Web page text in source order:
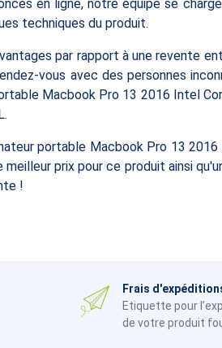
en ligne, notre équipe se
techniques du produit.
par rapport à une revente
vous avec des personnes
Macbook Pro 13 2016 Intel
portable Macbook Pro 13
prix pour ce produit ainsi
!
Frais
Etiquette pour
de votre produit